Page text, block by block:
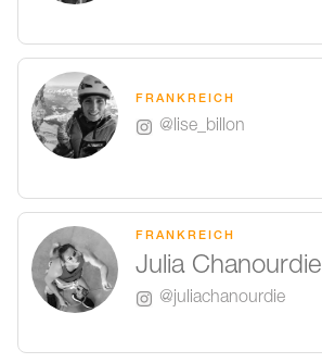
FRANKREICH
@lise_billon
FRANKREICH
Julia Chanourdie
@juliachanourdie